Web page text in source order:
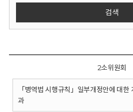
검색
2소위원회
「병역법 시행규칙」일부개정안에 대한
과